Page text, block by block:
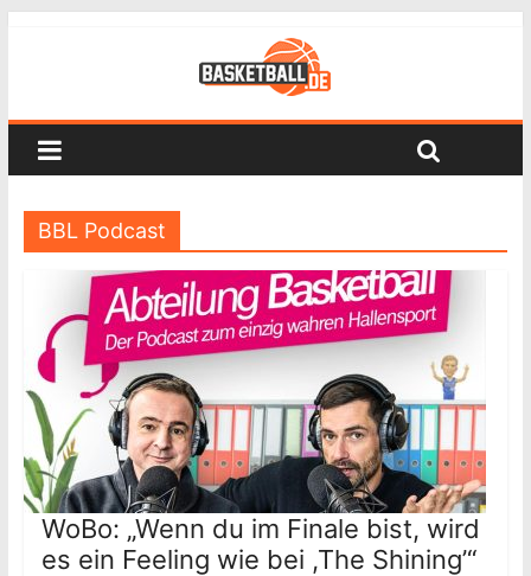
BBL Podcast
WoBo: „Wenn du im Finale bist, wird
es ein Feeling wie bei ,The Shining’“